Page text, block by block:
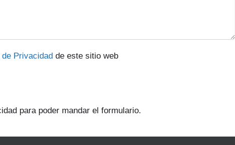
Privacidad de este sitio web
para poder mandar el formulario.